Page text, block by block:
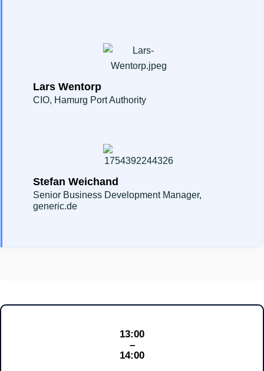
Lars Wentorp
CIO, Hamurg Port Authority
Stefan Weichand
Senior Business Development Manager,
generic.de
13:00
–
14:00